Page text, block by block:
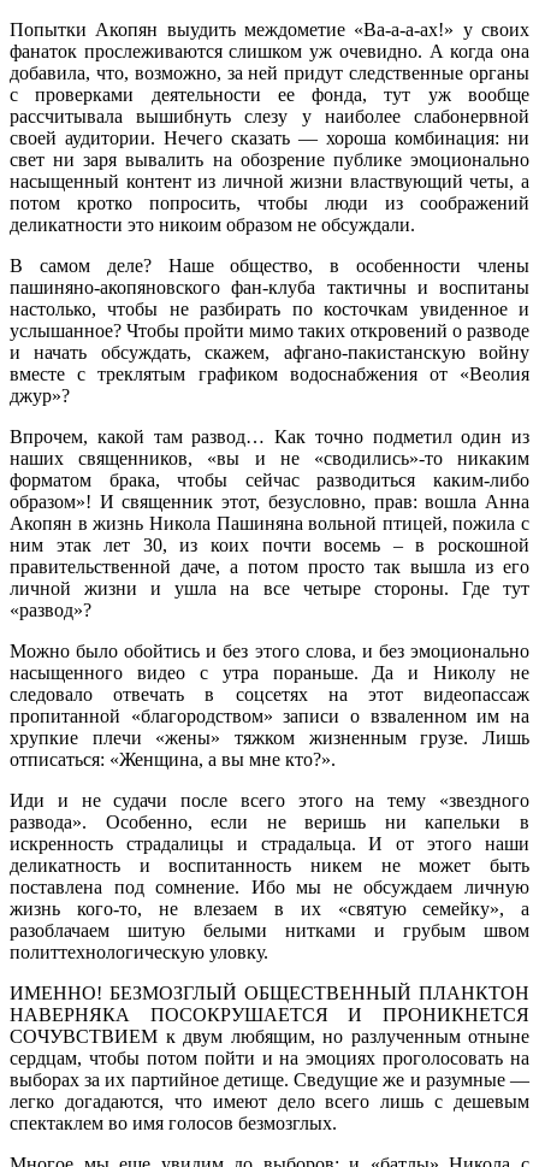
Попытки Акопян выудить междометие «Ва-а-а-ах!» у своих
фанаток прослеживаются слишком уж очевидно. А когда она
добавила, что, возможно, за ней придут следственные органы
с проверками деятельности ее фонда, тут уж вообще
рассчитывала вышибнуть слезу у наиболее слабонервной
своей аудитории. Нечего сказать — хороша комбинация: ни
свет ни заря вывалить на обозрение публике эмоционально
насыщенный контент из личной жизни властвующий четы, а
потом кротко попросить, чтобы люди из соображений
деликатности это никоим образом не обсуждали.
В самом деле? Наше общество, в особенности члены
пашиняно-акопяновского фан-клуба тактичны и воспитаны
настолько, чтобы не разбирать по косточкам увиденное и
услышанное? Чтобы пройти мимо таких откровений о разводе
и начать обсуждать, скажем, афгано-пакистанскую войну
вместе с треклятым графиком водоснабжения от «Веолия
джур»?
Впрочем, какой там развод… Как точно подметил один из
наших священников, «вы и не «сводились»-то никаким
форматом брака, чтобы сейчас разводиться каким-либо
образом»! И священник этот, безусловно, прав: вошла Анна
Акопян в жизнь Никола Пашиняна вольной птицей, пожила с
ним этак лет 30, из коих почти восемь – в роскошной
правительственной даче, а потом просто так вышла из его
личной жизни и ушла на все четыре стороны. Где тут
«развод»?
Можно было обойтись и без этого слова, и без эмоционально
насыщенного видео с утра пораньше. Да и Николу не
следовало отвечать в соцсетях на этот видеопассаж
пропитанной «благородством» записи о взваленном им на
хрупкие плечи «жены» тяжком жизненным грузе. Лишь
отписаться: «Женщина, а вы мне кто?».
Иди и не судачи после всего этого на тему «звездного
развода». Особенно, если не веришь ни капельки в
искренность страдалицы и страдальца. И от этого наши
деликатность и воспитанность никем не может быть
поставлена под сомнение. Ибо мы не обсуждаем личную
жизнь кого-то, не влезаем в их «святую семейку», а
разоблачаем шитую белыми нитками и грубым швом
политтехнологическую уловку.
ИМЕННО! БЕЗМОЗГЛЫЙ ОБЩЕСТВЕННЫЙ ПЛАНКТОН
НАВЕРНЯКА ПОСОКРУШАЕТСЯ И ПРОНИКНЕТСЯ
СОЧУВСТВИЕМ к двум любящим, но разлученным отныне
сердцам, чтобы потом пойти и на эмоциях проголосовать на
выборах за их партийное детище. Сведущие же и разумные —
легко догадаются, что имеют дело всего лишь с дешевым
спектаклем во имя голосов безмозглых.